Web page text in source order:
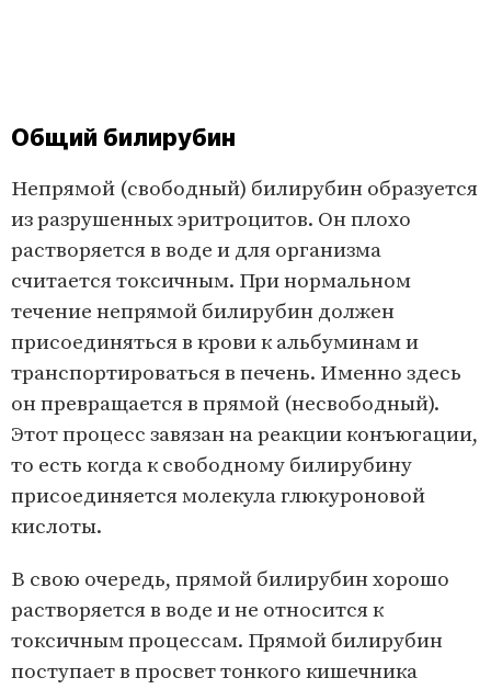
Общий билирубин
Непрямой (свободный) билирубин образуется
из разрушенных эритроцитов. Он плохо
растворяется в воде и для организма
считается токсичным. При нормальном
течение непрямой билирубин должен
присоединяться в крови к альбуминам и
транспортироваться в печень. Именно здесь
он превращается в прямой (несвободный).
Этот процесс завязан на реакции конъюгации,
то есть когда к свободному билирубину
присоединяется молекула глюкуроновой
кислоты.
В свою очередь, прямой билирубин хорошо
растворяется в воде и не относится к
токсичным процессам. Прямой билирубин
поступает в просвет тонкого кишечника